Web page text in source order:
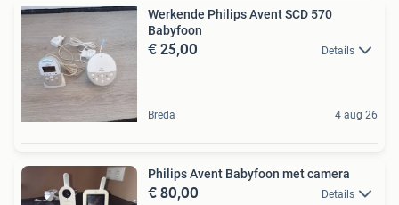
Werkende Philips Avent SCD 570
Babyfoon
€ 25,00 Details
Breda 4 aug 26
Philips Avent Babyfoon met camera
€ 80,00 Details